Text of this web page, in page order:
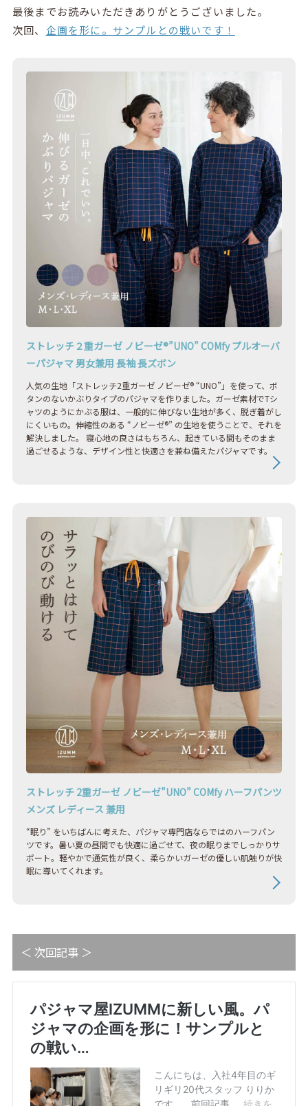
最後までお読みいただきありがとうございました。
次回、 企画を形に。サンプルとの戦いです！
ストレッチ２重ガーゼ ノビーゼ®︎”UNO” COMfy プルオーバ
ーパジャマ 男女兼用 長袖 長ズボン
人気の生地「ストレッチ2重ガーゼ ノビーゼ® “UNO”」を使って、ボ
タンのないかぶりタイプのパジャマを作りました。ガーゼ素材でTシ
ャツのようにかぶる服は、一般的に伸びない生地が多く、脱ぎ着がし
にくいもの。伸縮性のある “ノビーゼ®” の生地を使うことで、それを
解決しました。 寝心地の良さはもちろん、起きている間もそのまま
過ごせるような、デザイン性と快適さを兼ね備えたパジャマです。
ストレッチ 2重ガーゼ ノビーゼ”UNO” COMfy ハーフパンツ
メンズ レディース 兼用
“眠り” をいちばんに考えた、パジャマ専門店ならではのハーフパン
ツです。暑い夏の昼間でも快適に過ごせて、夜の眠りまでしっかりサ
ポート。軽やかで通気性が良く、柔らかいガーゼの優しい肌触りが快
眠に導いてくれます。
＜ 次回記事 ＞